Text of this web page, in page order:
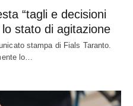
“tagli e decisioni
stato di agitazione
stampa di Fials Taranto.
lo…